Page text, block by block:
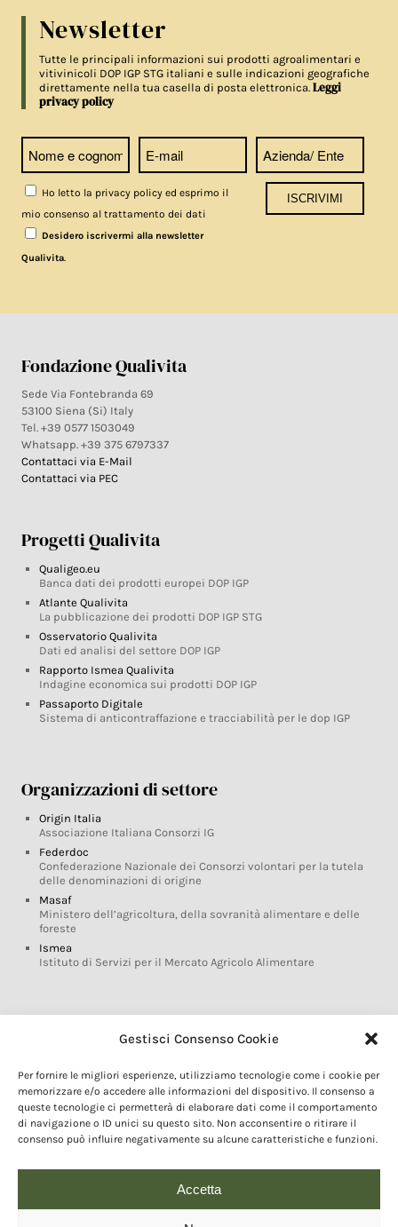
Gestisci Consenso Cookie
Per fornire le migliori esperienze, utilizziamo tecnologie come i cookie per
memorizzare e/o accedere alle informazioni del dispositivo. Il consenso a
queste tecnologie ci permetterà di elaborare dati come il comportamento
di navigazione o ID unici su questo sito. Non acconsentire o ritirare il
consenso può influire negativamente su alcune caratteristiche e funzioni.
Accetta
Newsletter
Tutte le principali informazioni sui prodotti agroalimentari e
vitivinicoli DOP IGP STG italiani e sulle indicazioni geografiche
direttamente nella tua casella di posta elettronica.Leggi
privacy policy
Ho letto la privacy policy ed esprimo il
mio consenso al trattamento dei dati
Desidero iscrivermi alla newsletter
Qualivita
Fondazione Qualivita
Sede Via Fontebranda 69
53100 Siena (Si) Italy
Tel. +39 0577 1503049
Whatsapp. +39 375 6797337
Contattaci via E-Mail
Contattaci via PEC
Progetti Qualivita
Qualigeo.eu
Banca dati dei prodotti europei DOP IGP
Atlante Qualivita
La pubblicazione dei prodotti DOP IGP STG
Osservatorio Qualivita
Dati ed analisi del settore DOP IGP
Rapporto Ismea Qualivita
Indagine economica sui prodotti DOP IGP
Passaporto Digitale
Sistema di anticontraffazione e tracciabilità per le dop IGP
Organizzazioni di settore
Origin Italia
Associazione Italiana Consorzi IG
Federdoc
Confederazione Nazionale dei Consorzi volontari per la tutela
delle denominazioni di origine
Masaf
Ministero dell’agricoltura, della sovranità alimentare e delle
foreste
Ismea
Istituto di Servizi per il Mercato Agricolo Alimentare
Glossario DOP IGP
Marchi DOP IGP
Normativa prodotti DOP IGP
Consorzi di Tutela
Farm To Fork e prodotti DOP IGP